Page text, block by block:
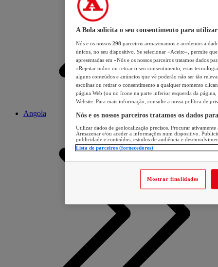
Angola
A Bola solicita o seu consentimento para utilizar
Nós e os nossos 298 parceiros armazenamos e acedemos a
únicos, no seu dispositivo. Se selecionar «Aceito», permite
apresentadas em «Nós e os nossos parceiros tratamos dados
«Rejeitar tudo» ou retirar o seu consentimento, estas
alguns conteúdos e anúncios que vê poderão não ser tão
escolhas ou retirar o consentimento a qualquer momento
página Web (ou no ícone na parte inferior esquerda da página,
Website. Para mais informação, consulte a nossa política de
Nós e os nossos parceiros tratamos os dados
Utilizar dados de geolocalização precisos. Procurar
Armazenar e/ou aceder a informações num dispositivo.
publicidade e conteúdos, estudos de audiência e
Lista de parceiros (fornecedores)
Mostrar finalidades